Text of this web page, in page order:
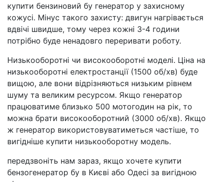
купити бензиновий бу генератор у захисному
кожусі. Мінус такого захисту: двигун нагрівається
вдвічі швидше, тому через кожні 3-4 години
потрібно буде ненадовго переривати роботу.
Низькооборотні чи високооборотні моделі. Ціна на
низькооборотні електростанції (1500 об/хв) буде
вищою, але вони відрізняються низьким рівнем
шуму та великим ресурсом. Якщо генератор
працюватиме близько 500 мотогодин на рік, то
можна брати високооборотний (3000 об/хв). Якщо
ж генератор використовуватиметься частіше, то
вигідніше купити низькооборотну модель.
передзвоніть нам зараз, якщо хочете купити
бензогенератор бу в Києві або Одесі за вигідною